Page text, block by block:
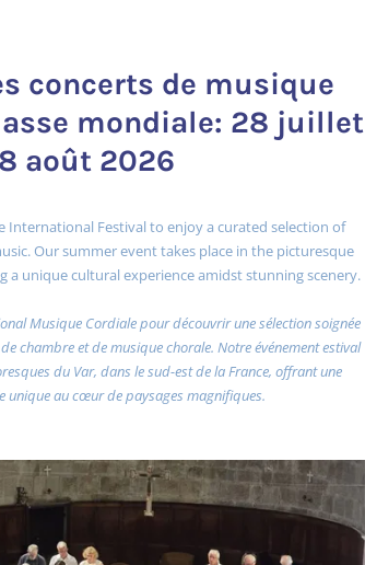
concerts de musique
mondiale: 28 juillet
août 2026
International Festival to enjoy a curated selection of
Our summer event takes place in the picturesque
a unique cultural experience amidst stunning scenery.
Musique Cordiale pour découvrir une sélection soignée
chambre et de musique chorale. Notre événement estival
du Var, dans le sud-est de la France, offrant une
unique au cœur de paysages magnifiques.